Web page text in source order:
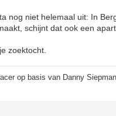
nog niet helemaal uit: In
schijnt dat ook een
zoektocht.
op basis van Danny